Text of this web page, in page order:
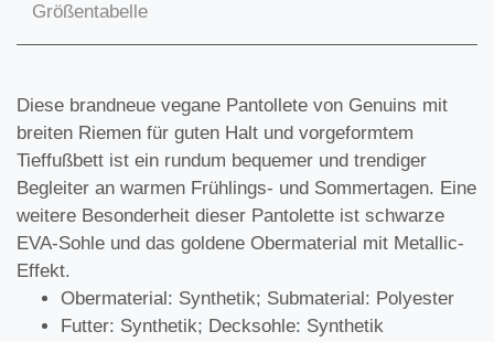
Größentabelle
Diese brandneue vegane Pantollete von Genuins mit
breiten Riemen für guten Halt und vorgeformtem
Tieffußbett ist ein rundum bequemer und trendiger
Begleiter an warmen Frühlings- und Sommertagen. Eine
weitere Besonderheit dieser Pantolette ist schwarze
EVA-Sohle und das goldene Obermaterial mit Metallic-
Effekt.
Obermaterial: Synthetik; Submaterial: Polyester
Futter: Synthetik; Decksohle: Synthetik